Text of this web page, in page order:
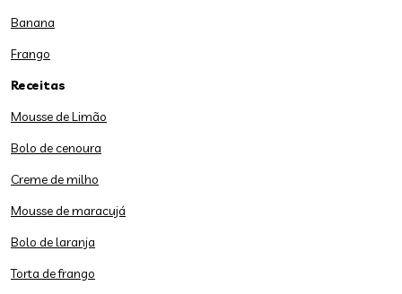
Banana
Frango
Receitas
Mousse de Limão
Bolo de cenoura
Creme de milho
Mousse de maracujá
Bolo de laranja
Torta de frango